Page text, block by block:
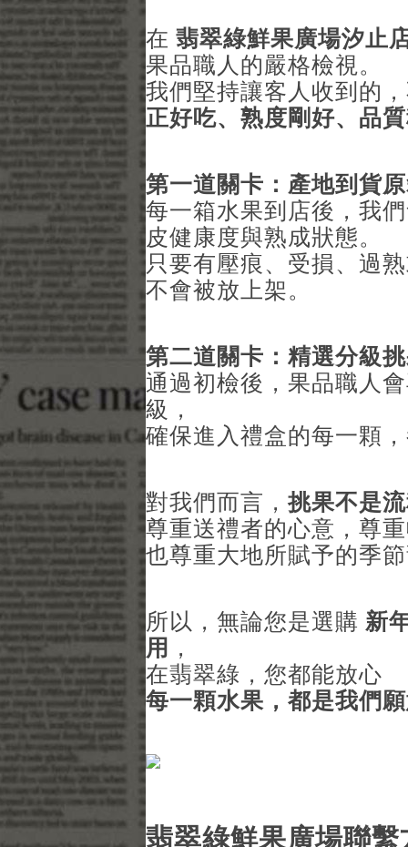
在 翡翠綠鮮果廣場汐止
果品職人的嚴格檢視。
我們堅持讓客人收到的
正好吃、熟度剛好、品
第一道關卡：產地到貨
每一箱水果到店後，我
皮健康度與熟成狀態。
只要有壓痕、受損、過
不會被放上架。
第二道關卡：精選分級
通過初檢後，果品職人
級，
確保進入禮盒的每一顆
對我們而言， 挑果不是
尊重送禮者的心意，尊
也尊重大地所賦予的季
所以，無論您是選購 新
用 ，
在翡翠綠，您都能放心
每一顆水果，都是我們
翡翠綠鮮果廣場聯繫